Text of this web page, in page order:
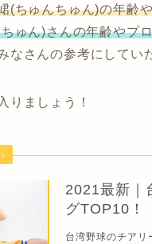
(ちゅんちゅん)の年齢
ゅん)さんの年齢やプ
なさんの参考にしてい
りましょう！
2021最新｜
グTOP10！
台湾野球のチアリ